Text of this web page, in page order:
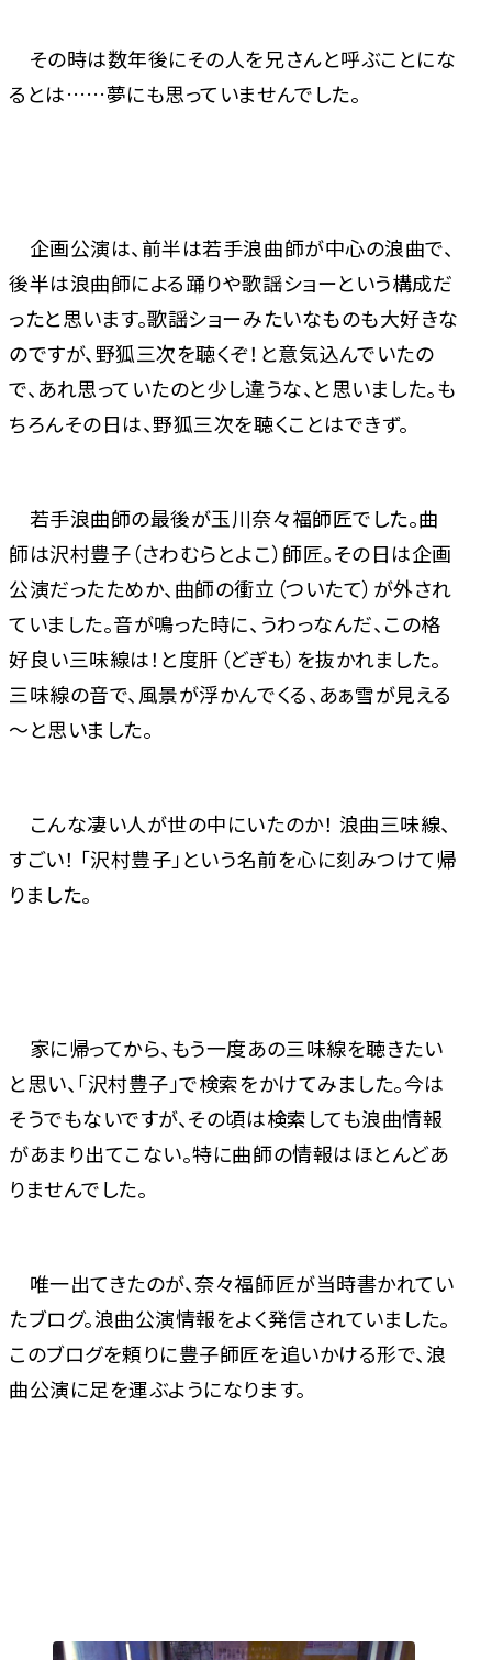
その時は数年後にその人を兄さんと呼ぶことにな
るとは……夢にも思っていませんでした。
企画公演は、前半は若手浪曲師が中心の浪曲で、
後半は浪曲師による踊りや歌謡ショーという構成だ
ったと思います。歌謡ショーみたいなものも大好きな
のですが、野狐三次を聴くぞ！と意気込んでいたの
で、あれ思っていたのと少し違うな、と思いました。も
ちろんその日は、野狐三次を聴くことはできず。
若手浪曲師の最後が玉川奈々福師匠でした。曲
師は沢村豊子（さわむらとよこ）師匠。その日は企画
公演だったためか、曲師の衝立（ついたて）が外され
ていました。音が鳴った時に、うわっなんだ、この格
好良い三味線は！と度肝（どぎも）を抜かれました。
三味線の音で、風景が浮かんでくる、あぁ雪が見える
～と思いました。
こんな凄い人が世の中にいたのか！ 浪曲三味線、
すごい！ 「沢村豊子」という名前を心に刻みつけて帰
りました。
家に帰ってから、もう一度あの三味線を聴きたい
と思い、「沢村豊子」で検索をかけてみました。今は
そうでもないですが、その頃は検索しても浪曲情報
があまり出てこない。特に曲師の情報はほとんどあ
りませんでした。
唯一出てきたのが、奈々福師匠が当時書かれてい
たブログ。浪曲公演情報をよく発信されていました。
このブログを頼りに豊子師匠を追いかける形で、浪
曲公演に足を運ぶようになります。